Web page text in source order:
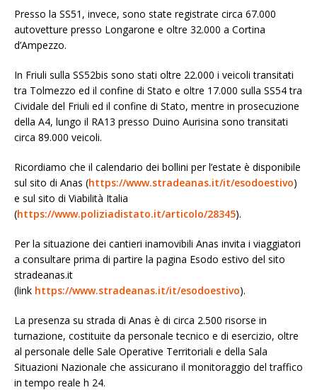
Presso la SS51, invece, sono state registrate circa 67.000
autovetture presso Longarone e oltre 32.000 a Cortina
d’Ampezzo.
In Friuli sulla SS52bis sono stati oltre 22.000 i veicoli transitati
tra Tolmezzo ed il confine di Stato e oltre 17.000 sulla SS54 tra
Cividale del Friuli ed il confine di Stato, mentre in prosecuzione
della A4, lungo il RA13 presso Duino Aurisina sono transitati
circa 89.000 veicoli.
Ricordiamo che il calendario dei bollini per l’estate è disponibile
sul sito di Anas (https://www.stradeanas.it/it/esodoestivo)
e sul sito di Viabilità Italia
(https://www.poliziadistato.it/articolo/28345).
Per la situazione dei cantieri inamovibili Anas invita i viaggiatori
a consultare prima di partire la pagina Esodo estivo del sito
stradeanas.it
(link https://www.stradeanas.it/it/esodoestivo).
La presenza su strada di Anas è di circa 2.500 risorse in
turnazione, costituite da personale tecnico e di esercizio, oltre
al personale delle Sale Operative Territoriali e della Sala
Situazioni Nazionale che assicurano il monitoraggio del traffico
in tempo reale h 24.